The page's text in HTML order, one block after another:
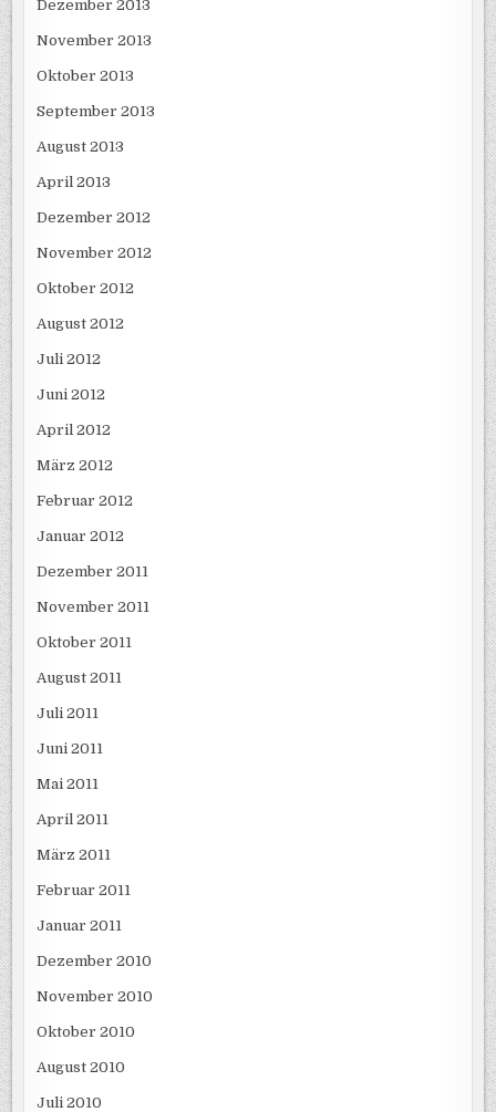
Dezember 2013
November 2013
Oktober 2013
September 2013
August 2013
April 2013
Dezember 2012
November 2012
Oktober 2012
August 2012
Juli 2012
Juni 2012
April 2012
März 2012
Februar 2012
Januar 2012
Dezember 2011
November 2011
Oktober 2011
August 2011
Juli 2011
Juni 2011
Mai 2011
April 2011
März 2011
Februar 2011
Januar 2011
Dezember 2010
November 2010
Oktober 2010
August 2010
Juli 2010